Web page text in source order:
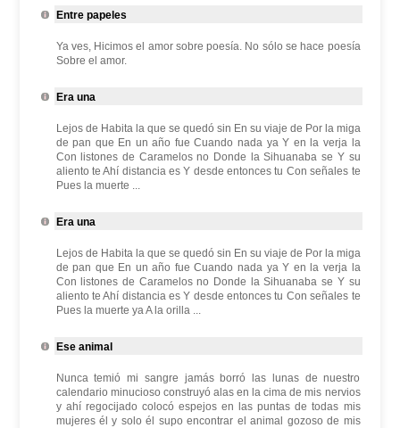
Entre papeles
Ya ves, Hicimos el amor sobre poesía. No sólo se hace poesía
Sobre el amor.
Era una
Lejos de Habita la que se quedó sin En su viaje de Por la miga
de pan que En un año fue Cuando nada ya Y en la verja la
Con listones de Caramelos no Donde la Sihuanaba se Y su
aliento te Ahí distancia es Y desde entonces tu Con señales te
Pues la muerte ...
Era una
Lejos de Habita la que se quedó sin En su viaje de Por la miga
de pan que En un año fue Cuando nada ya Y en la verja la
Con listones de Caramelos no Donde la Sihuanaba se Y su
aliento te Ahí distancia es Y desde entonces tu Con señales te
Pues la muerte ya A la orilla ...
Ese animal
Nunca temió mi sangre jamás borró las lunas de nuestro
calendario minucioso construyó alas en la cima de mis nervios
y ahí regocijado colocó espejos en las puntas de todas mis
mujeres él y solo él supo encontrar el animal gozoso de mis